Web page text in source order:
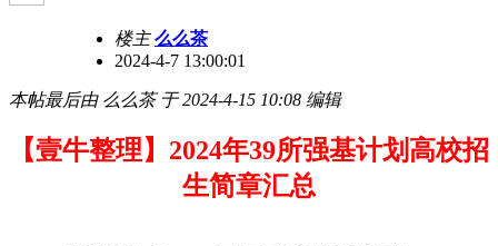
楼主 么么茶
2024-4-7 13:00:01
本帖最后由 么么茶 于 2024-4-15 10:08 编辑
【壹牛整理】2024年39所强基计划高校招
生简章汇总